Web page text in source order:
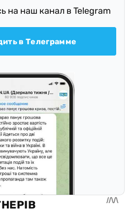
на наш канал в Telegram
в Телеграмме